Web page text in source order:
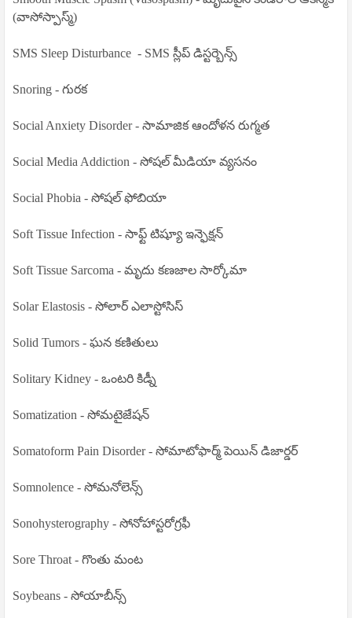
(వాసోస్పాస్మ్)
SMS Sleep Disturbance - SMS స్లీప్ డిస్టర్బెన్స్
Snoring - గురక
Social Anxiety Disorder - సామాజిక ఆందోళన రుగ్మత
Social Media Addiction - సోషల్ మీడియా వ్యసనం
Social Phobia - సోషల్ ఫోబియా
Soft Tissue Infection - సాఫ్ట్ టిష్యూ ఇన్ఫెక్షన్
Soft Tissue Sarcoma - మృదు కణజాల సార్కోమా
Solar Elastosis - సోలార్ ఎలాస్టోసిస్
Solid Tumors - ఘన కణితులు
Solitary Kidney - ఒంటరి కిడ్నీ
Somatization - సోమటైజేషన్
Somatoform Pain Disorder - సోమాటోఫార్మ్ పెయిన్ డిజార్డర్
Somnolence - సోమనోలెన్స్
Sonohysterography - సోనోహాస్టరోగ్రఫీ
Sore Throat - గొంతు మంట
Soybeans - సోయాబీన్స్